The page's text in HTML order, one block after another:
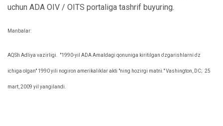
uchun ADA OIV / OITS portaliga tashrif buyuring.
Manbalar:
AQSh Adliya vazirligi. "1990-yil ADA Amaldagi qonuniga kiritilgan o'zgarishlarni o'z
ichiga olgan" 1990 yili nogiron amerikaliklar akti "ning hozirgi matni." Vashington, DC; 25
mart, 2009 yil yangilandi.